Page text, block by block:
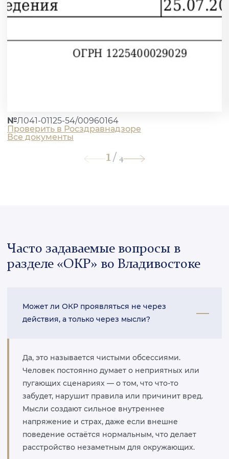
№Л041-01125-54/00960164
Проверить в Росздравнадзоре
Все документы
1/ 4
Часто задаваемые вопросы в
разделе «ОКР» во Владивостоке
Может ли ОКР проявляться не через
действия, а только через мысли?
Да, это называется чистыми обсессиями.
Человек постоянно думает о неприятных или
пугающих сценариях — о том, что что-то
забудет, нарушит правила или причинит вред.
Мысли создают сильное внутреннее
напряжение и страх, даже если внешне
поведение остаётся нормальным, что делает
расстройство незаметным для окружающих.